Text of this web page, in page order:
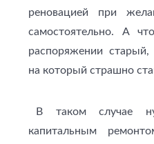
реновацией при
самостоятельно. А
распоряжении старый,
на который страшно
В таком случае
капитальным